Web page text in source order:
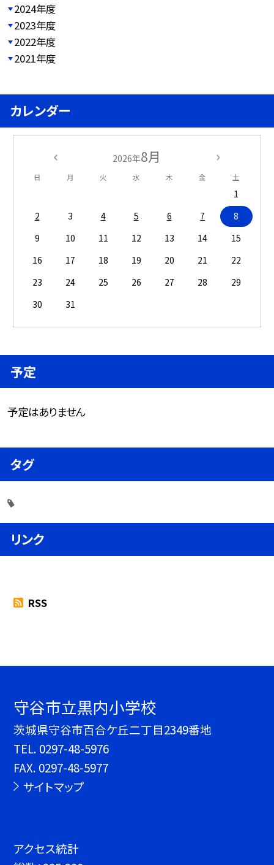
2024年度
2023年度
2022年度
2021年度
カレンダー
2026年8月
日 月 火 水 木 金 土
1
2
3 4 5 6 7
8
9
10 11 12 13 14
15
16
17 18 19 20 21
22
23
24 25 26 27 28
29
30
31
予定
予定はありません
タグ
リンク
RSS
守谷市立黒内小学校
茨城県守谷市百合ケ丘二丁目2349番地
TEL. 0297-48-5976
FAX. 0297-48-5977
サイトマップ
アクセス統計